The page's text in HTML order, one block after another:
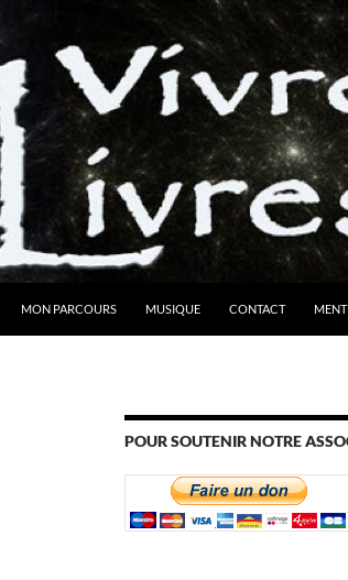
MON PARCOURS MUSIQUE CONTACT
POUR SOUTENIR NOTRE